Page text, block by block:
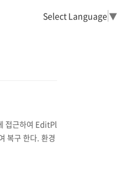
접근하여 EditPl
복구 한다. 환경
Select Language▼